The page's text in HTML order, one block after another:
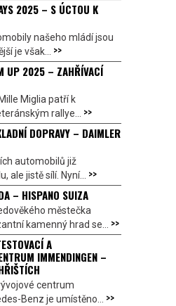
2025 – S ÚCTOU K
našeho mládí jsou
je však... >>
UP 2025 – ZAHŘÍVACÍ
Miglia patří k
rallye... >>
DOPRAVY – DAIMLER
automobilů již
ale jistě sílí. Nyní... >>
– HISPANO SUIZA
městečka
kamenný hrad se... >>
A
IMMENDINGEN –
centrum
Benz je umístěno... >>